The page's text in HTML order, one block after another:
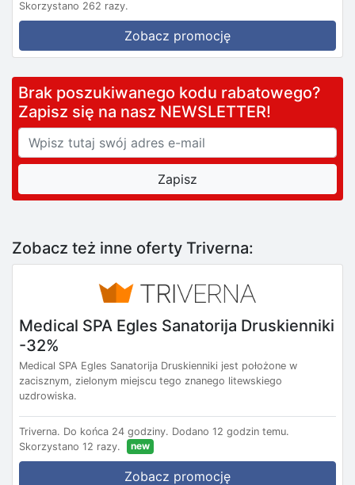
Skorzystano 262 razy.
Zobacz promocję
Brak poszukiwanego kodu rabatowego?
Zapisz się na nasz NEWSLETTER!
Zobacz też inne oferty Triverna:
Medical SPA Egles Sanatorija Druskienniki
-32%
Medical SPA Egles Sanatorija Druskienniki jest położone w
zacisznym, zielonym miejscu tego znanego litewskiego
uzdrowiska.
Triverna. Do końca 24 godziny. Dodano 12 godzin temu.
Skorzystano 12 razy.
new
Zobacz promocję